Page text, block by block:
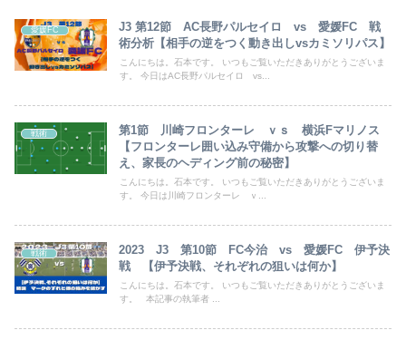
愛媛FC
J3 第12節 AC長野パルセイロ vs 愛媛FC 戦
術分析【相手の逆をつく動き出しvsカミソリパス】
こんにちは。石本です。 いつもご覧いただきありがとうございま
す。 今日はAC長野パルセイロ vs...
戦術
第1節 川崎フロンターレ ｖｓ 横浜Fマリノス
【フロンターレ囲い込み守備から攻撃への切り替
え、家長のヘディング前の秘密】
こんにちは。石本です。 いつもご覧いただきありがとうございま
す。 今日は川崎フロンターレ ｖ...
戦術
2023 J3 第10節 FC今治 vs 愛媛FC 伊予決
戦 【伊予決戦、それぞれの狙いは何か】
こんにちは。石本です。 いつもご覧いただきありがとうございま
す。 本記事の執筆者 ...